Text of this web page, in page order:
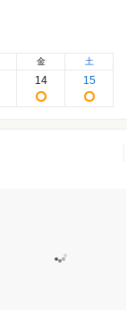
金
14
土
15